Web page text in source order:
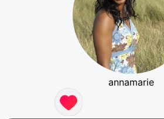
annamarie